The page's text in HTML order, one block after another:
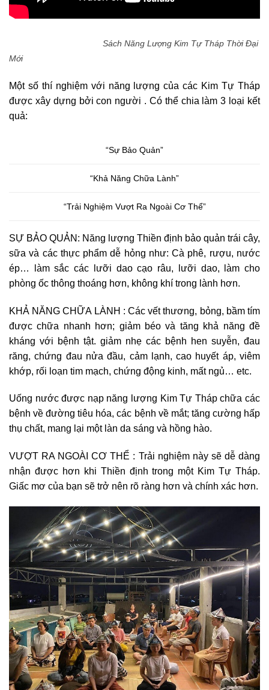
Sách Năng Lượng Kim Tự Tháp Thời Đại
Mới
Một số thí nghiệm với năng lượng của các Kim Tự Tháp
được xây dựng bởi con người . Có thể chia làm 3 loại kết
quả:
“Sự Bảo Quản”
“Khả Năng Chữa Lành”
“Trải Nghiệm Vượt Ra Ngoài Cơ Thể”
SỰ BẢO QUẢN: Năng lượng Thiền định bảo quản trái cây,
sữa và các thực phẩm dễ hỏng như: Cà phê, rượu, nước
ép… làm sắc các lưỡi dao cạo râu, lưỡi dao, làm cho
phòng ốc thông thoáng hơn, không khí trong lành hơn.
KHẢ NĂNG CHỮA LÀNH : Các vết thương, bỏng, bầm tím
được chữa nhanh hơn; giảm béo và tăng khả năng đề
kháng với bệnh tật. giảm nhẹ các bệnh hen suyễn, đau
răng, chứng đau nửa đầu, cảm lạnh, cao huyết áp, viêm
khớp, rối loạn tim mạch, chứng động kinh, mất ngủ… etc.
Uống nước được nạp năng lượng Kim Tự Tháp chữa các
bệnh về đường tiêu hóa, các bệnh về mắt; tăng cường hấp
thụ chất, mang lại một làn da sáng và hồng hào.
VƯỢT RA NGOÀI CƠ THỂ : Trải nghiệm này sẽ dễ dàng
nhận được hơn khi Thiền định trong một Kim Tự Tháp.
Giấc mơ của bạn sẽ trở nên rõ ràng hơn và chính xác hơn.